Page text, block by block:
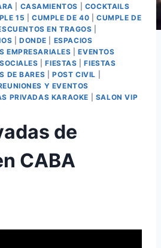
CASAMIENTOS
COCKTAILS
15 |CUMPLE DE 40 |CUMPLE DE
EN TRAGOS
DONDE
ESPACIOS
EMPRESARIALES |EVENTOS
|FIESTAS |FIESTAS
DE BARES |POST CIVIL
Y EVENTOS
PRIVADAS KARAOKE
SALON VIP
de
CABA